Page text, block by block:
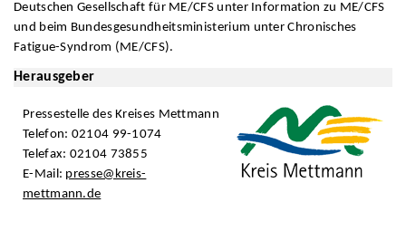
Deutschen Gesellschaft für ME/CFS unter Information zu ME/CFS
und beim Bundesgesundheitsministerium unter Chronisches
Fatigue-Syndrom (ME/CFS).
Herausgeber
Pressestelle des Kreises Mettmann
Telefon: 02104 99-1074
Telefax: 02104 73855
E-Mail: presse@kreis-
mettmann.de